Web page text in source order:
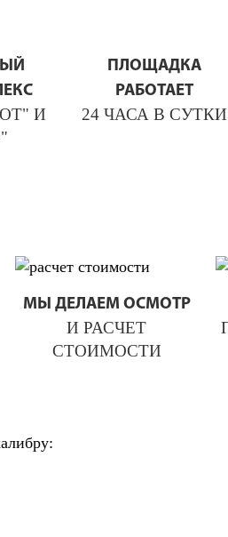
И
ПЛОЩАДКА
РАБОТАЕТ
24 ЧАСА В СУТКИ
МЫ ДЕЛАЕМ ОСМОТР
И РАСЧЕТ
СТОИМОСТИ